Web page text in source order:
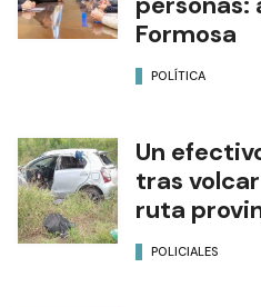
Formosa
POLÍTICA
Un
tras
ruta
POLICIALES